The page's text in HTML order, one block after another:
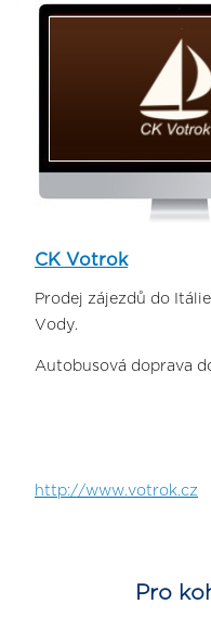
CK Votrok
Prodej zájezdů do
Vody.
Autobusová doprava
http://www.votrok.cz
Pro